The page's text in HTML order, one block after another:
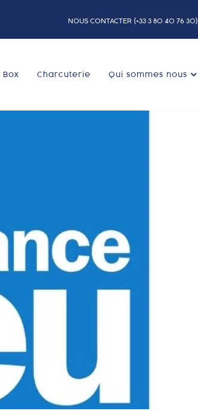
NOUS CONTACTER (+33 3 80 40 76 30)
Box Charcuterie Qui sommes nous